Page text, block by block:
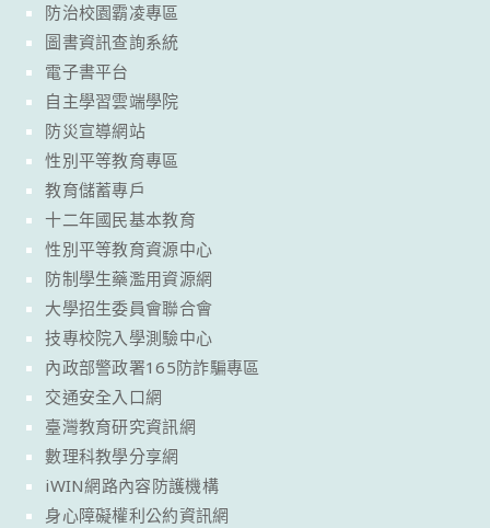
防治校園霸凌專區
圖書資訊查詢系統
電子書平台
自主學習雲端學院
防災宣導網站
性別平等教育專區
教育儲蓄專戶
十二年國民基本教育
性別平等教育資源中心
防制學生藥濫用資源網
大學招生委員會聯合會
技專校院入學測驗中心
內政部警政署165防詐騙專區
交通安全入口網
臺灣教育研究資訊網
數理科教學分享網
iWIN網路內容防護機構
身心障礙權利公約資訊網